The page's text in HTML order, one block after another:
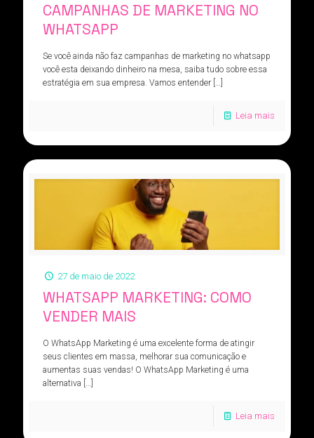
CAMPANHAS DE MARKETING NO
WHATSAPP
Se você ainda não faz campanhas de marketing no whatsapp
você esta deixando dinheiro na mesa, saiba tudo sobre essa
estratégia em sua empresa. Vamos entender[…]
Leia mais
27 de maio de 2022
WHATSAPP MARKETING: COMO
VENDER MAIS
O WhatsApp Marketing é uma excelente forma de atingir
seus clientes em massa, melhorar sua comunicação e
aumentas suas vendas! O WhatsApp Marketing é uma
alternativa […]
Leia mais